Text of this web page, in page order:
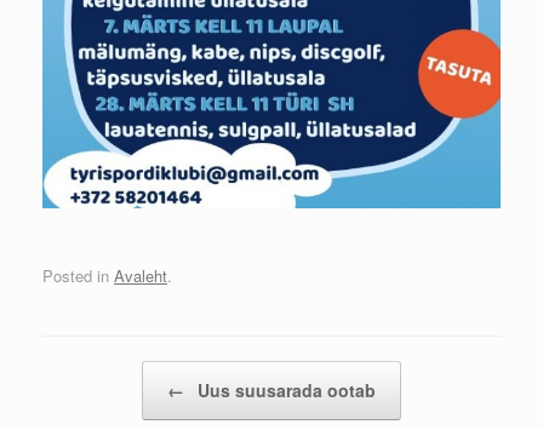
Posted in Avaleht.
← Uus suusarada ootab